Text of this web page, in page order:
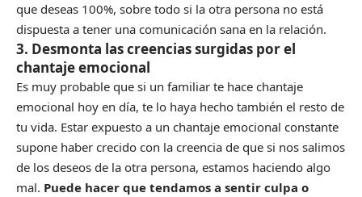
que deseas 100%, sobre todo si la otra persona no está
dispuesta a tener una comunicación sana en la relación.
3. Desmonta las creencias surgidas por el
chantaje emocional
Es muy probable que si un familiar te hace chantaje
emocional hoy en día, te lo haya hecho también el resto de
tu vida. Estar expuesto a un chantaje emocional constante
supone haber crecido con la creencia de que si nos salimos
de los deseos de la otra persona, estamos haciendo algo
mal. Puede hacer que tendamos a sentir culpa o